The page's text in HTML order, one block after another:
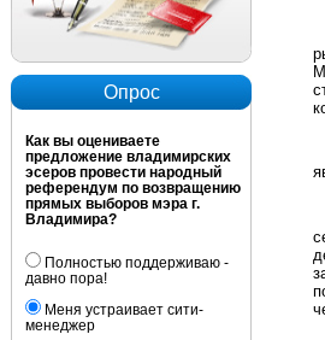
Опрос
Как вы оцениваете
предложение владимирских
эсеров провести народный
референдум по возвращению
прямых выборов мэра г.
Владимира?
Полностью поддерживаю -
давно пора!
Меня устраивает сити-
менеджер